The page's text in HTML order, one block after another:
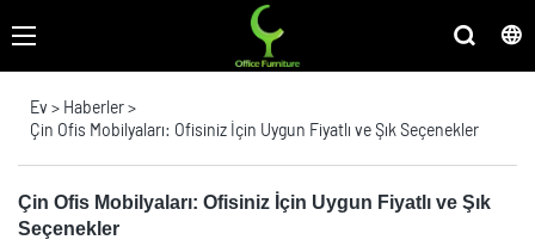
Ev > Haberler>
Çin Ofis Mobilyaları: Ofisiniz İçin Uygun Fiyatlı ve Şık Seçenekler
Çin Ofis Mobilyaları: Ofisiniz İçin Uygun Fiyatlı ve Şık
Seçenekler